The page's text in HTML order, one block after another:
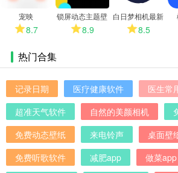
宠映
8.7
锁屏动态主题壁
纸8.9
白日梦相机最新
版8.5
热门合集
记录日期 医疗健康软件
医生常
超准天气软件
自然的美颜相机
免费动态壁纸
来电铃声 桌面壁
免费听歌软件
减肥app 做菜app